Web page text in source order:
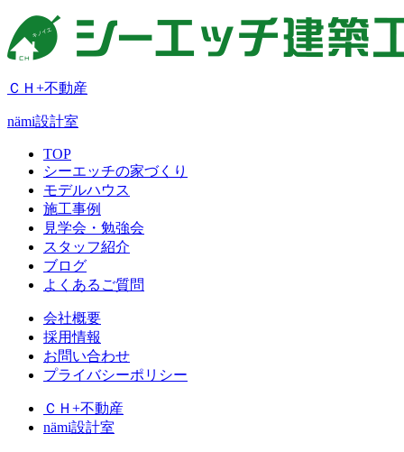
ＣＨ+不動産
nämi設計室
TOP
シーエッチの家づくり
モデルハウス
施工事例
見学会・勉強会
スタッフ紹介
ブログ
よくあるご質問
会社概要
採用情報
お問い合わせ
プライバシーポリシー
ＣＨ+不動産
nämi設計室